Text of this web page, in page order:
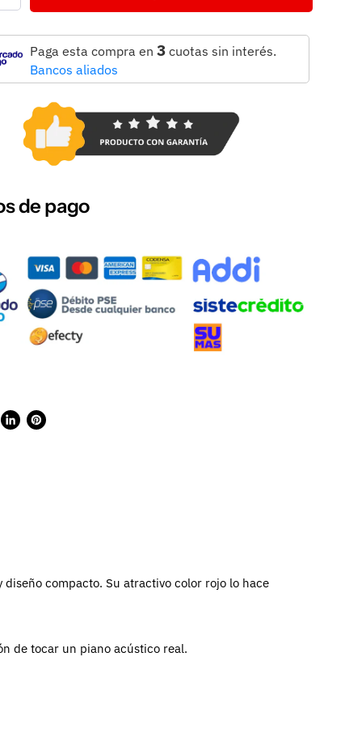
Paga esta compra en 3cuotas sin interés.
Bancos aliados
de pago
CompartirGuardar
compacto. Su atractivo color rojo lo hace
de tocar un piano acústico real.